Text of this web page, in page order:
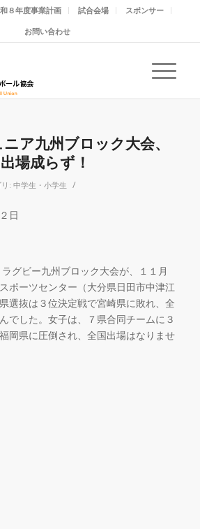
８年度事業計画 試合会場
スポンサー
お問い合わせ
ア九州ブロック大会、
場成らず！
: 中学生・小学生 /
日
グビー九州ブロック大会が、１１月
ポーツセンター（大分県日田市中津江
選抜は３位決定戦で宮崎県に敗れ、全
でした。女子は、７県合同チームに３
岡県に圧倒され、全国出場はなりませ